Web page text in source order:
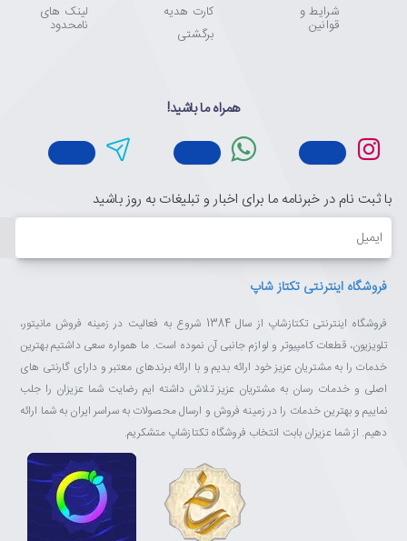
شرایط و
قوانین
کارت هدیه
برگشتی
لینک های
نامحدود
همراه ما باشید!
با ثبت نام در خبرنامه ما برای اخبار و تبلیغات به روز باشید
ایمیل
فروشگاه اینترنتی تکتاز شاپ
فروشگاه اینترنتی تکتازشاپ از سال 1384 شروع به فعالیت در زمینه فروش مانیتور،
تلویزیون، قطعات کامپیوتر و لوازم جانبی آن نموده است. ما همواره سعی داشتیم بهترین
خدمات را به مشتریان عزیز خود ارائه بدیم و با ارائه برندهای معتبر و دارای گارنتی های
اصلی و خدمات رسان به مشتریان عزیز تلاش داشته ایم رضایت شما عزیزان را جلب
نماییم و بهترین خدمات را در زمینه فروش و ارسال محصولات به سراسر ایران به شما ارائه
دهیم. از شما عزیزان بابت انتخاب فروشگاه تکتازشاپ متشکریم.